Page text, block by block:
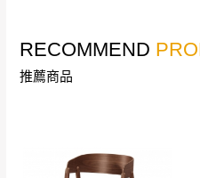
本司貨車運送如因路況
山區內等，或收貨地點
需以吊車或其他的吊掛
須保持商品全新狀
本公司部份商品無
RECOMMEND
推薦商品